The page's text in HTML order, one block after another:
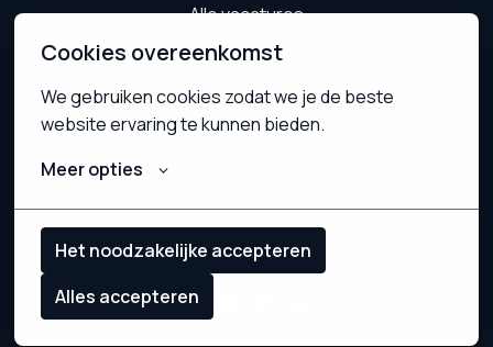
Cookies overeenkomst
We gebruiken cookies zodat we je de beste
website ervaring te kunnen bieden.
Meer opties
Het noodzakelijke accepteren
Alles accepteren
Alle vacatures
Onze sollicitatieprocedure
Medewerkersverhalen
Privacy